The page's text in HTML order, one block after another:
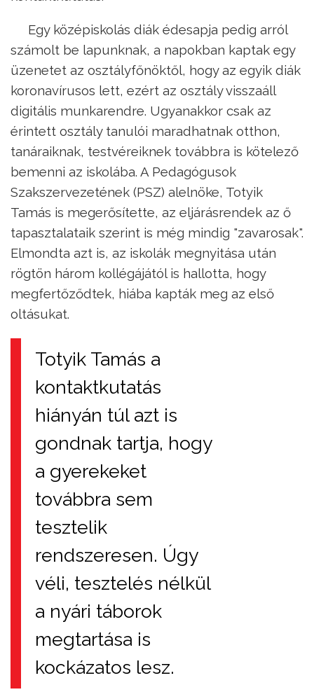
Egy középiskolás diák édesapja pedig arról
számolt be lapunknak, a napokban kaptak egy
üzenetet az osztályfőnöktől, hogy az egyik diák
koronavírusos lett, ezért az osztály visszaáll
digitális munkarendre. Ugyanakkor csak az
érintett osztály tanulói maradhatnak otthon,
tanáraiknak, testvéreiknek továbbra is kötelező
bemenni az iskolába. A Pedagógusok
Szakszervezetének (PSZ) alelnöke, Totyik
Tamás is megerősítette, az eljárásrendek az ő
tapasztalataik szerint is még mindig "zavarosak".
Elmondta azt is, az iskolák megnyitása után
rögtön három kollégájától is hallotta, hogy
megfertőződtek, hiába kapták meg az első
oltásukat.
Totyik Tamás a
kontaktkutatás
hiányán túl azt is
gondnak tartja, hogy
a gyerekeket
továbbra sem
tesztelik
rendszeresen. Úgy
véli, tesztelés nélkül
a nyári táborok
megtartása is
kockázatos lesz.